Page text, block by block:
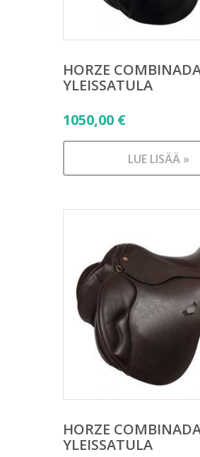
HORZE
YLEISSATULA
1050,00 €
LUE LISÄÄ »
HORZE
YLEISSATULA